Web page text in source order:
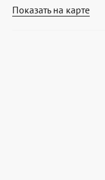
Показать на карте